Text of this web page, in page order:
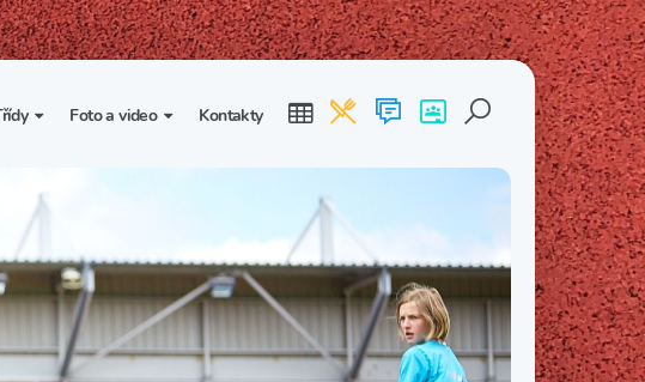
jídelny
Třída I. B Třída I. C
Třída II. A Třída II. C
Třída III. A Třída III. B Třída III. C
Třída IV. A Třída IV. B Třída IV. C
Foto a video Kontakty